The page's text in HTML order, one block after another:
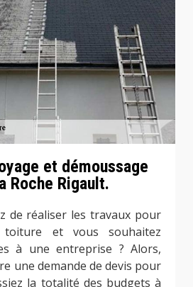
et démoussage
Roche Rigault.
de réaliser les travaux pour
et vous souhaitez
à une entreprise ? Alors,
une demande de devis pour
la totalité des budgets à